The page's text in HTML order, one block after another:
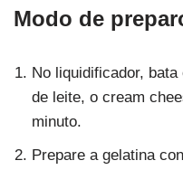
Modo de
No liquidificador,
de leite, o cream
minuto.
Prepare a gelatina